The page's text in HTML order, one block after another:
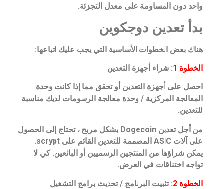
واحد دون المساومة على معدل التجزئة.
بدأ تعدين دوجكوين
هناك بعض الخطوات الأساسية التي يجب عليك اتباعها:
الخطوة 1 : شراء أجهزة التعدين
احصل على أجهزة التعدين أو تحقق مما إذا كانت وحدة
المعالجة المركزية / وحدة معالجة الرسومات لديك مناسبة
للتعدين.
من أجل تعدين Dogecoin بشكل مربح ، تحتاج إلى الحصول
على آلات ASIC المصممة للتعدين القائم على scrypt.
يمكن شراؤها من المنتجين الرسميين أو البائعين. كي لا
تواجه اختناقات في العرض.
الخطوة 2 : تثبيت البرنامج / تحديث برامج التشغيل